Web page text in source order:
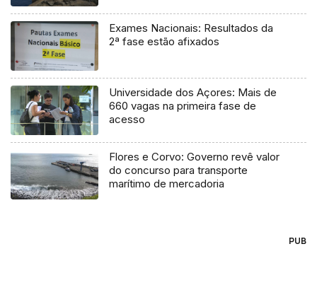
Exames Nacionais: Resultados da
2ª fase estão afixados
Universidade dos Açores: Mais de
660 vagas na primeira fase de
acesso
Flores e Corvo: Governo revê valor
do concurso para transporte
marítimo de mercadoria
PUB